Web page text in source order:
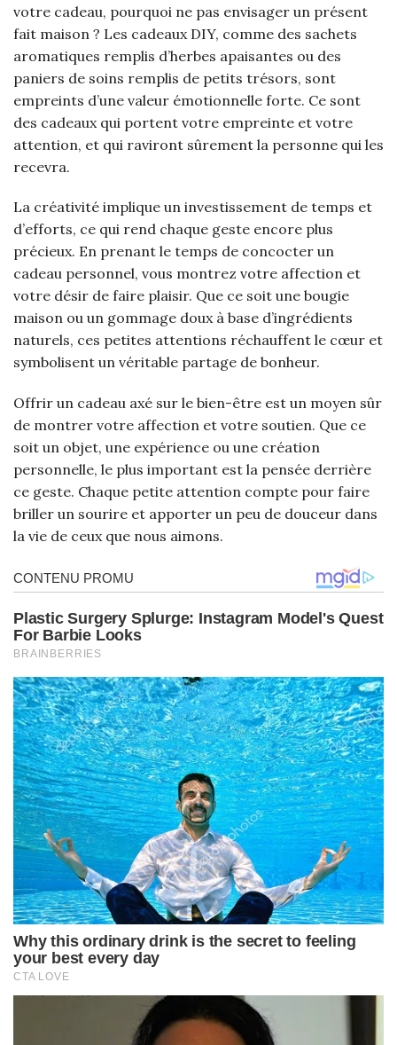
votre cadeau, pourquoi ne pas envisager un présent
fait maison ? Les cadeaux DIY, comme des sachets
aromatiques remplis d’herbes apaisantes ou des
paniers de soins remplis de petits trésors, sont
empreints d’une valeur émotionnelle forte. Ce sont
des cadeaux qui portent votre empreinte et votre
attention, et qui raviront sûrement la personne qui les
recevra.
La créativité implique un investissement de temps et
d’efforts, ce qui rend chaque geste encore plus
précieux. En prenant le temps de concocter un
cadeau personnel, vous montrez votre affection et
votre désir de faire plaisir. Que ce soit une bougie
maison ou un gommage doux à base d’ingrédients
naturels, ces petites attentions réchauffent le cœur et
symbolisent un véritable partage de bonheur.
Offrir un cadeau axé sur le bien-être est un moyen sûr
de montrer votre affection et votre soutien. Que ce
soit un objet, une expérience ou une création
personnelle, le plus important est la pensée derrière
ce geste. Chaque petite attention compte pour faire
briller un sourire et apporter un peu de douceur dans
la vie de ceux que nous aimons.